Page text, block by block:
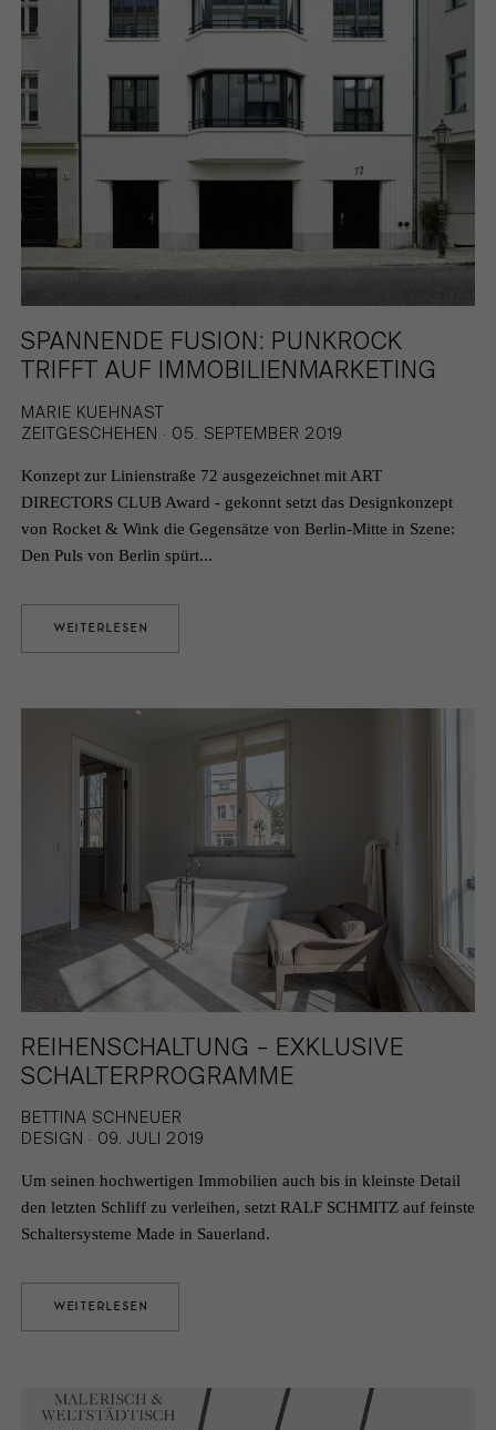
SPANNENDE FUSION: PUNKROCK
TRIFFT AUF IMMOBILIENMARKETING
MARIE KUEHNAST
ZEITGESCHEHEN · 05. SEPTEMBER 2019
Konzept zur Linienstraße 72 ausgezeichnet mit ART
DIRECTORS CLUB Award - gekonnt setzt das Designkonzept
von Rocket & Wink die Gegensätze von Berlin-Mitte in Szene:
Den Puls von Berlin spürt...
WEITERLESEN
REIHENSCHALTUNG – EXKLUSIVE
SCHALTERPROGRAMME
BETTINA SCHNEUER
DESIGN · 09. JULI 2019
Um seinen hochwertigen Immobilien auch bis in kleinste Detail
den letzten Schliff zu verleihen, setzt RALF SCHMITZ auf feinste
Schaltersysteme Made in Sauerland.
WEITERLESEN